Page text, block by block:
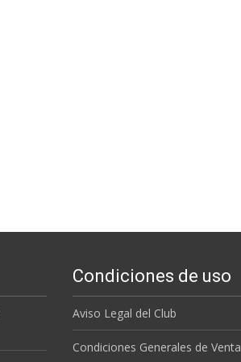
Condiciones de uso
Aviso Legal del Club
Condiciones Generales de Venta